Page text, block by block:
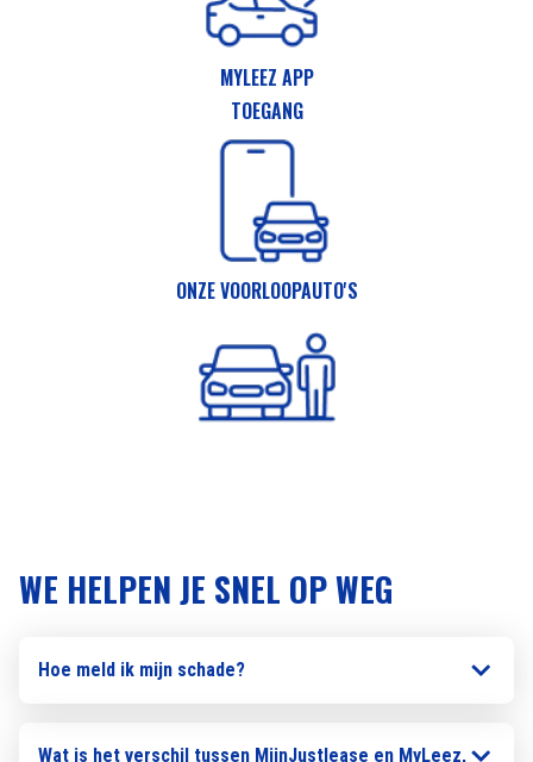
MYLEEZ APP
TOEGANG
ONZE VOORLOOPAUTO'S
WE HELPEN JE SNEL OP WEG
Hoe meld ik mijn schade?
Wat is het verschil tussen MijnJustlease en MyLeez,